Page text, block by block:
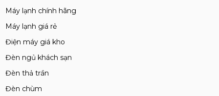
Máy lạnh chính hãng
Máy lạnh giá rẻ
Điện máy giá kho
Đèn ngủ khách sạn
Đèn thả trần
Đèn chùm